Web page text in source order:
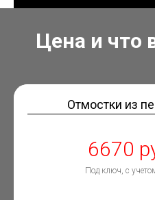
Цена и что
Отмостки из
6670
Под ключ, с